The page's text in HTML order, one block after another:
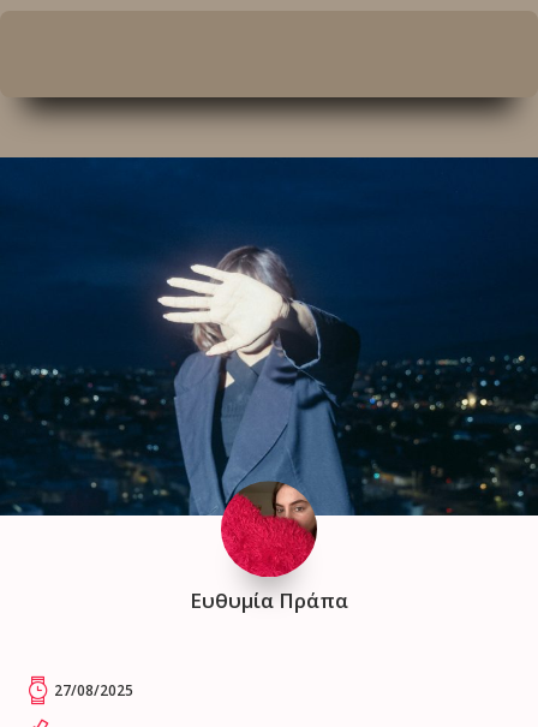
Ευθυμία Πράπα
27/08/2025